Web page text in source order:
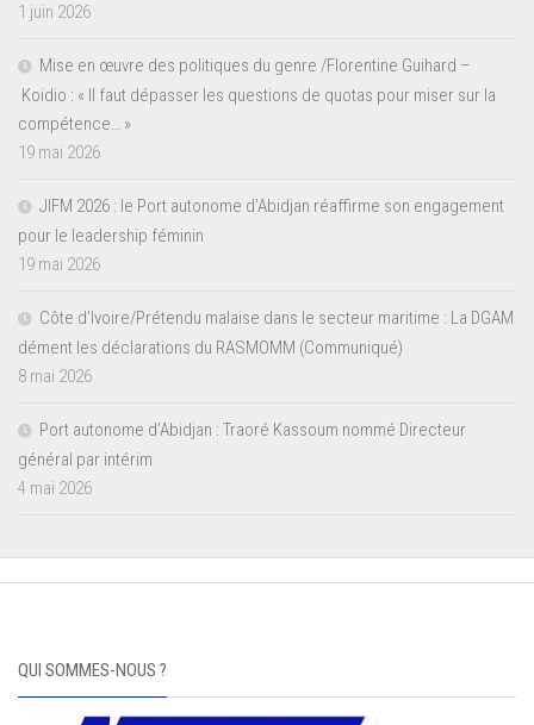
1 juin 2026
Mise en œuvre des politiques du genre /Florentine Guihard –
Koidio : « Il faut dépasser les questions de quotas pour miser sur la
compétence… »
19 mai 2026
JIFM 2026 : le Port autonome d’Abidjan réaffirme son engagement
pour le leadership féminin
19 mai 2026
Côte d’Ivoire/Prétendu malaise dans le secteur maritime : La DGAM
dément les déclarations du RASMOMM (Communiqué)
8 mai 2026
Port autonome d’Abidjan : Traoré Kassoum nommé Directeur
général par intérim
4 mai 2026
QUI SOMMES-NOUS ?